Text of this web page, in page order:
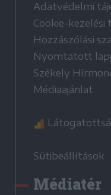
Adatvédelmi
Cookie-
Hozzászólási
Nyomtatott
Székely
Médiaajánlat
Sütibeállítások
Médiatér